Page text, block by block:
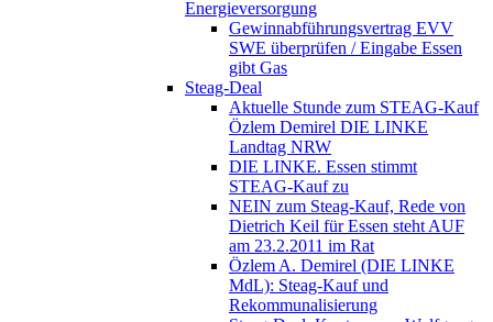
Energieversorgung
Gewinnabführungsvertrag EVV
SWE überprüfen / Eingabe Essen
gibt Gas
Steag-Deal
Aktuelle Stunde zum STEAG-Kauf
Özlem Demirel DIE LINKE
Landtag NRW
DIE LINKE. Essen stimmt
STEAG-Kauf zu
NEIN zum Steag-Kauf, Rede von
Dietrich Keil für Essen steht AUF
am 23.2.2011 im Rat
Özlem A. Demirel (DIE LINKE
MdL): Steag-Kauf und
Rekommunalisierung